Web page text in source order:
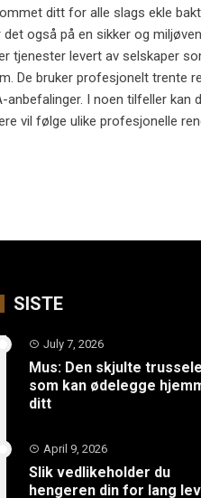
ditt for alle slags ekle
også på en sikker og
tjenester levert av selskaper
De bruker profesjonelt trente
anbefalinger. I noen tilfeller kan
vil følge ulike profesjonelle
SISTE
July 7, 2026
Mus: Den skjulte
som kan ødelegge
ditt
April 9, 2026
Slik vedlikeholder du
hengeren din for lang